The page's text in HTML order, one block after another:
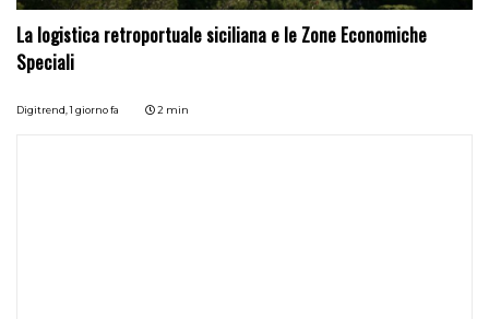
La logistica retroportuale siciliana e le Zone Economiche
Speciali
Digitrend,1 giorno fa 2 min